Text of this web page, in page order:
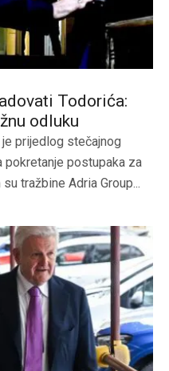
Todorića:
odluku
prijedlog stečajnog
pokretanje postupaka za
tražbine Adria Group...